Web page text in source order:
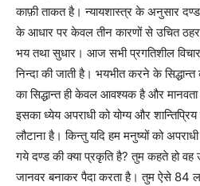
काफ़ी ताकत है। न्यायशास्त्र के अनुसार
के आधार पर केवल तीन कारणों से उचित
भय तथा सुधार। आज सभी प्रगतिशील
निन्दा की जाती है। भयभीत करने के
का सिद्धान्त ही केवल आवश्यक है और मानवता
इसका ध्येय अपराधी को योग्य और
लौटाना है। किन्तु यदि हम मनुष्यों को अपराधी
गये दण्ड की क्या प्रकृति है? तुम कहते हो वह
जानवर बनाकर पैदा करता है। तुम ऐसे 84